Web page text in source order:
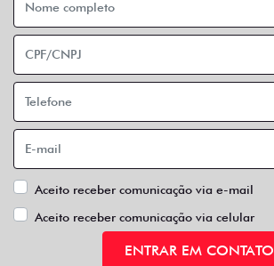
Aceito receber comunicação via e-mail
Aceito receber comunicação via celular
ENTRAR EM CONTATO